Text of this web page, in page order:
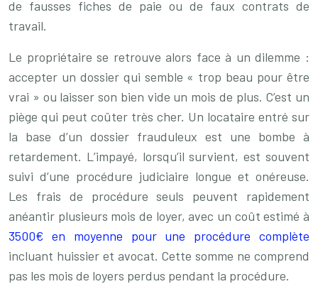
de fausses fiches de paie ou de faux contrats de
travail.
Le propriétaire se retrouve alors face à un dilemme :
accepter un dossier qui semble « trop beau pour être
vrai » ou laisser son bien vide un mois de plus. C’est un
piège qui peut coûter très cher. Un locataire entré sur
la base d’un dossier frauduleux est une bombe à
retardement. L’impayé, lorsqu’il survient, est souvent
suivi d’une procédure judiciaire longue et onéreuse.
Les frais de procédure seuls peuvent rapidement
anéantir plusieurs mois de loyer, avec un coût estimé à
3500€ en moyenne pour une procédure complète
incluant huissier et avocat. Cette somme ne comprend
pas les mois de loyers perdus pendant la procédure.